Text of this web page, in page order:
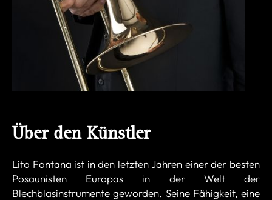
Über den Künstler
Lito Fontana ist in den letzten Jahren einer der besten
Posaunisten Europas in der Welt der
Blechblasinstrumente geworden. Seine Fähigkeit, eine